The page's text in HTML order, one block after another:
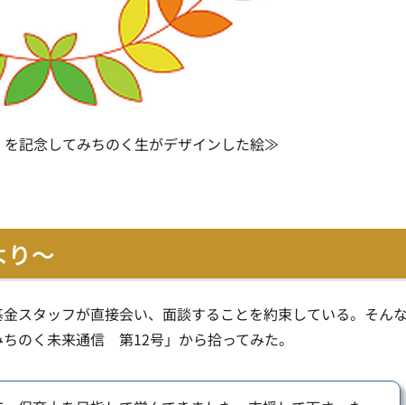
記念してみちのく生がデザインした絵≫
～
スタッフが直接会い、面談することを約束している。そん
のく未来通信 第12号」から拾ってみた。